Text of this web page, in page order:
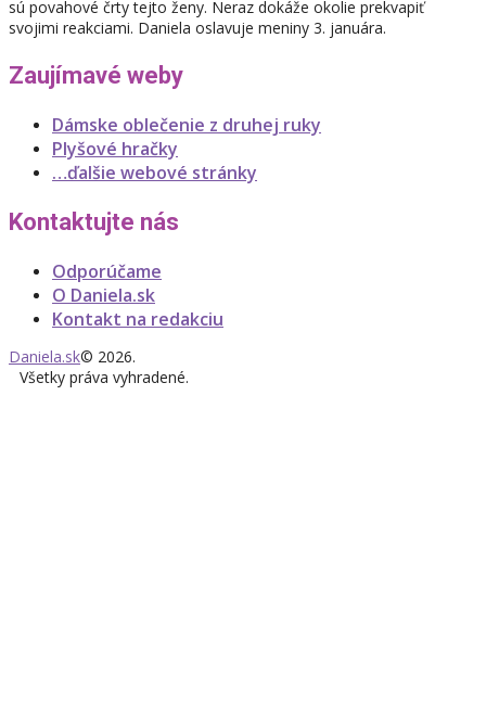
sú povahové črty tejto ženy. Neraz dokáže okolie prekvapiť
svojimi reakciami. Daniela oslavuje meniny 3. januára.
Zaujímavé weby
Dámske oblečenie z druhej ruky
Plyšové hračky
…ďalšie webové stránky
Kontaktujte nás
Odporúčame
O Daniela.sk
Kontakt na redakciu
Daniela.sk© 2026.
Všetky práva vyhradené.